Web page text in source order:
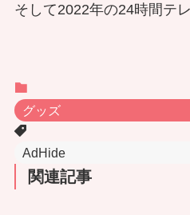
そして2022年の24時間テ
グッズ
AdHide
関連記事